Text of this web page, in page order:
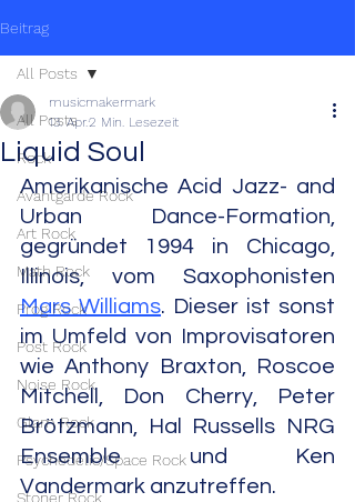
Beitrag
All Posts
Rock
Avantgarde Rock
Art Rock
Math Rock
Prog Rock
Post Rock
Noise Rock
Glam Rock
Psychedelic/Space Rock
Stoner Rock
All Posts
Liquid Soul
musicmakermark
13. Apr.2 Min. Lesezeit
Amerikanische Acid Jazz- and
Urban Dance-Formation,
gegründet 1994 in Chicago,
Mars Williams. Dieser ist sonst
im Umfeld von Improvisatoren
wie Anthony Braxton, Roscoe
Mitchell, Don Cherry, Peter
Brötzmann, Hal Russells NRG
Ensemble und Ken
Vandermark anzutreffen.